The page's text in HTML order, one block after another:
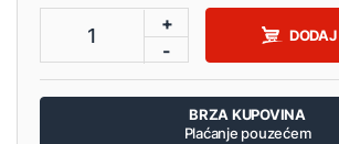
1
+
-
DODAJ
BRZA KUPOVINA
Plaćanje pouzećem